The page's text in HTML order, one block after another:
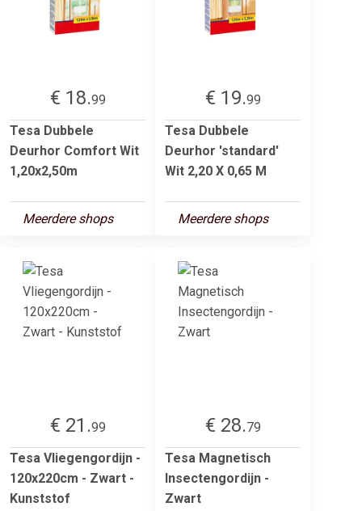
€ 18.99
Tesa Dubbele
Deurhor Comfort Wit
1,20x2,50m
Meerdere shops
€ 19.99
Tesa Dubbele
Deurhor 'standard'
Wit 2,20 X 0,65 M
Meerdere shops
€ 21.99
Tesa Vliegengordijn -
120x220cm - Zwart -
Kunststof
€ 28.79
Tesa Magnetisch
Insectengordijn -
Zwart